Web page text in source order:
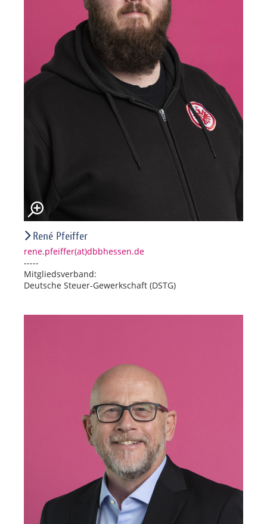
René Pfeiffer
rene.pfeiffer(at)dbbhessen.de
-----
Mitgliedsverband:
Deutsche Steuer-Gewerkschaft (DSTG)